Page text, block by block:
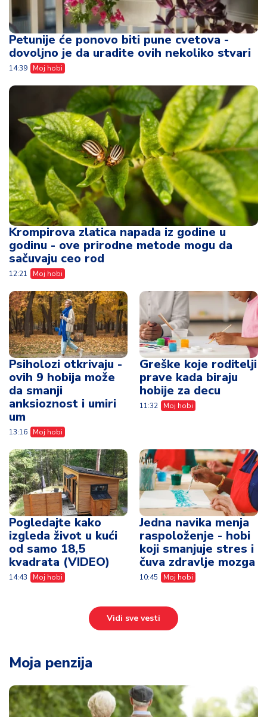
Petunije će ponovo biti pune cvetova -
dovoljno je da uradite ovih nekoliko stvari
14:39 Moj hobi
Krompirova zlatica napada iz godine u
godinu - ove prirodne metode mogu da
sačuvaju ceo rod
12:21 Moj hobi
Psiholozi otkrivaju -
ovih 9 hobija može
da smanji
anksioznost i umiri
um
13:16 Moj hobi
Greške koje roditelji
prave kada biraju
hobije za decu
11:32 Moj hobi
Pogledajte kako
izgleda život u kući
od samo 18,5
kvadrata (VIDEO)
14:43 Moj hobi
Jedna navika menja
raspoloženje - hobi
koji smanjuje stres i
čuva zdravlje mozga
10:45 Moj hobi
Vidi sve vesti
Moja penzija